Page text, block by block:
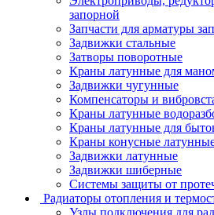
запорной
Запчасти для арматуры
Задвижки стальные
Затворы поворотные
Краны латунные для
Задвижки чугунные
Компенсаторы и
Краны латунные
Краны латунные для
Краны конусные
Задвижки латунные
Задвижки шиберные
Системы защиты от
Радиаторы отопления и
Узлы подключения для